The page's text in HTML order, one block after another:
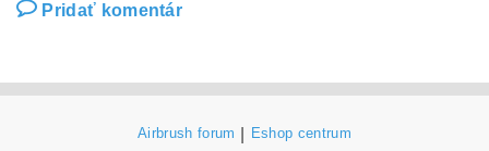
Pridať komentár
Airbrush forum Eshop centrum